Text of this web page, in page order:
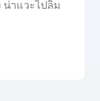
น่าแวะไปลิ้ม